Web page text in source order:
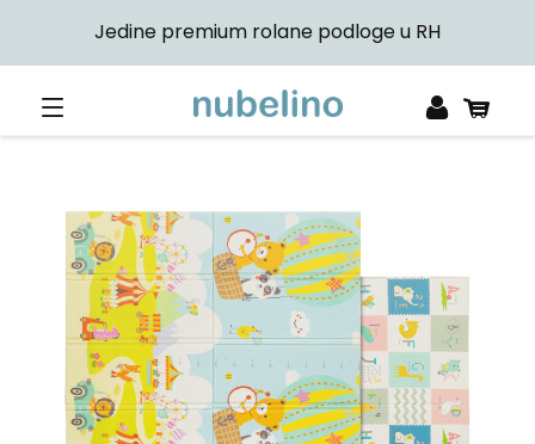
Jedine premium rolane podloge u RH